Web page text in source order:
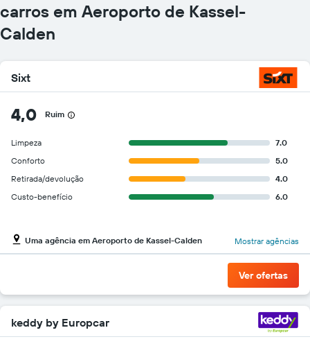
tem
1
Y
exibindo
o
mais
barato
aluguel
de
carro
as
carros em Aeroporto de Kassel-
Calden
Sixt
4,0 Ruim
Limpeza
7.0
Conforto
5.0
Retirada/devolução
4.0
Custo-benefício
6.0
Uma agência em Aeroporto de Kassel-Calden Mostrar agências
Ver ofertas
keddy by Europcar